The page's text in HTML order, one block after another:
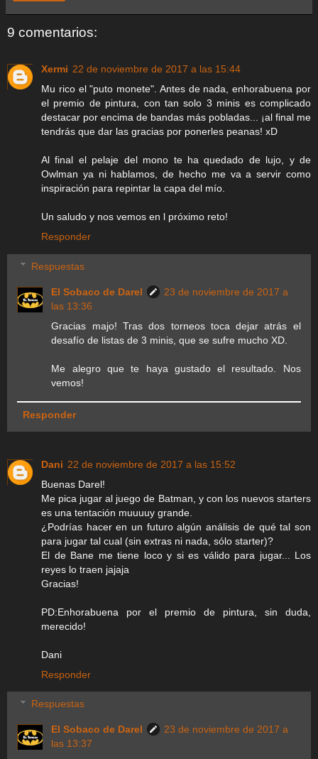
9 comentarios:
Xermi 22 de noviembre de 2017 a las 15:44
Mu rico el "puto monete". Antes de nada, enhorabuena por
el premio de pintura, con tan solo 3 minis es complicado
destacar por encima de bandas más pobladas... ¡al final me
tendrás que dar las gracias por ponerles peanas! xD
Al final el pelaje del mono te ha quedado de lujo, y de
Owlman ya ni hablamos, de hecho me va a servir como
inspiración para repintar la capa del mío.
Un saludo y nos vemos en l próximo reto!
Responder
Respuestas
El Sobaco de Darel
23 de noviembre de 2017 a
las 13:36
Gracias majo! Tras dos torneos toca dejar atrás el
desafío de listas de 3 minis, que se sufre mucho XD.
Me alegro que te haya gustado el resultado. Nos
vemos!
Responder
Dani 22 de noviembre de 2017 a las 15:52
Buenas Darel!
Me pica jugar al juego de Batman, y con los nuevos starters
es una tentación muuuuy grande.
¿Podrías hacer en un futuro algún análisis de qué tal son
para jugar tal cual (sin extras ni nada, sólo starter)?
El de Bane me tiene loco y si es válido para jugar... Los
reyes lo traen jajaja
Gracias!
PD:Enhorabuena por el premio de pintura, sin duda,
merecido!
Dani
Responder
Respuestas
El Sobaco de Darel
23 de noviembre de 2017 a
las 13:37